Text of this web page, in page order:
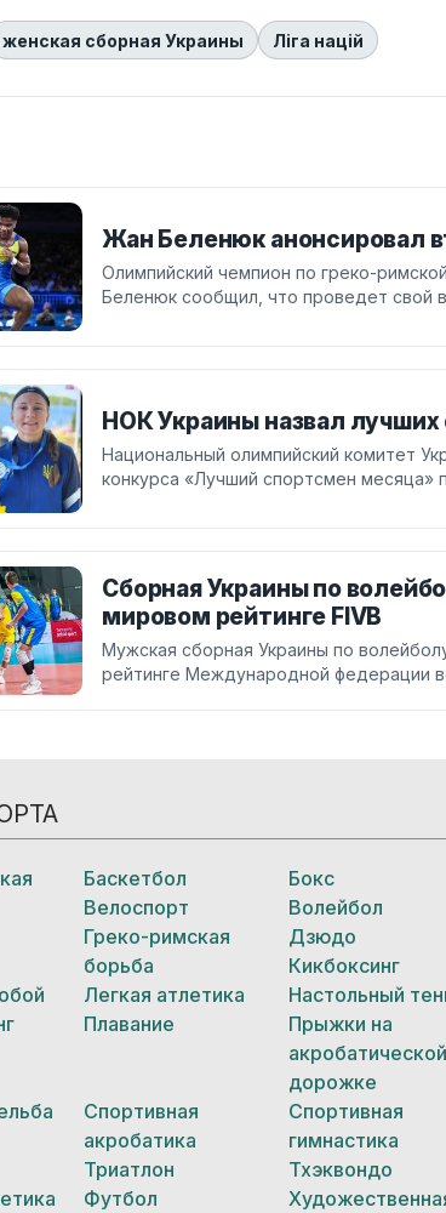
женская сборная Украины Ліга націй
Жан Беленюк анонсировал
Олимпийский чемпион по греко-
Беленюк сообщил, что проведет свой
НОК Украины назвал
Национальный олимпийский комитет
конкурса «Лучший спортсмен месяца»
Сборная Украины по
мировом рейтинге FIVB
Мужская сборная Украины по
рейтинге Международной федерации
Баскетбол
Бокс
Велоспорт
Волейбол
Греко-римская
борьба
Дзюдо
Кикбоксинг
Легкая атлетика
Настольный
Плавание
Прыжки на
акробатической
дорожке
Спортивная
акробатика
Спортивная
гимнастика
Триатлон
Тхэквондо
Футбол